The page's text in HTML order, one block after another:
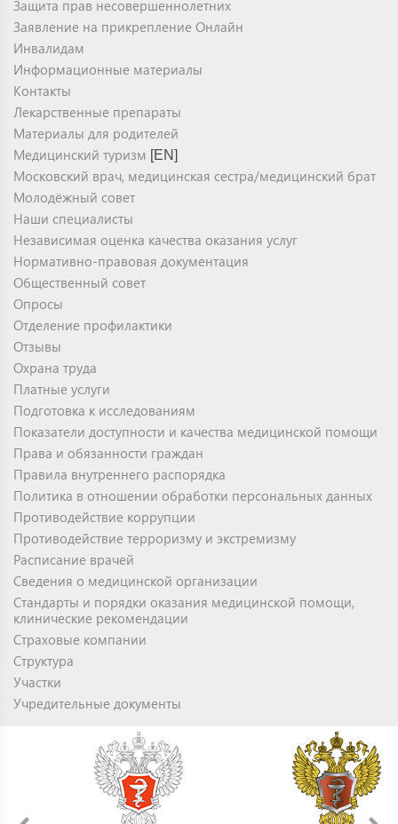
Защита прав несовершеннолетних
Заявление на прикрепление Онлайн
Инвалидам
Информационные материалы
Контакты
Лекарственные препараты
Материалы для родителей
Медицинский туризм [EN]
Московский врач, медицинская сестра/медицинский брат
Молодёжный совет
Наши специалисты
Независимая оценка качества оказания услуг
Нормативно-правовая документация
Общественный совет
Опросы
Отделение профилактики
Отзывы
Охрана труда
Платные услуги
Подготовка к исследованиям
Показатели доступности и качества медицинской помощи
Права и обязанности граждан
Правила внутреннего распорядка
Политика в отношении обработки персональных данных
Противодействие коррупции
Противодействие терроризму и экстремизму
Расписание врачей
Сведения о медицинской организации
Стандарты и порядки оказания медицинской помощи,
клинические рекомендации
Страховые компании
Структура
Участки
Учредительные документы